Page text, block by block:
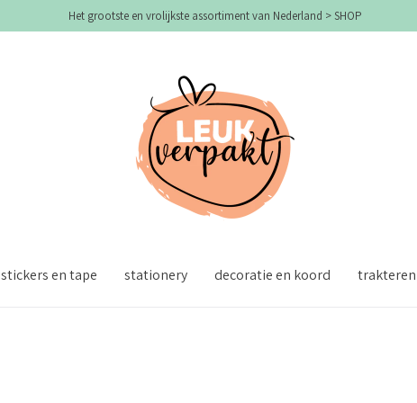
Het grootste en vrolijkste assortiment van Nederland > SHOP
stickers en tape stationery decoratie en koord trakteren